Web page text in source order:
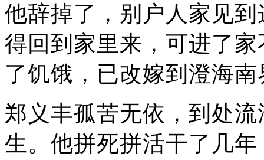
他辞掉了，别户人家见
得回到家里来，可进了
了饥饿，已改嫁到澄海南
郑义丰孤苦无依，到处
生。他拼死拼活干了几